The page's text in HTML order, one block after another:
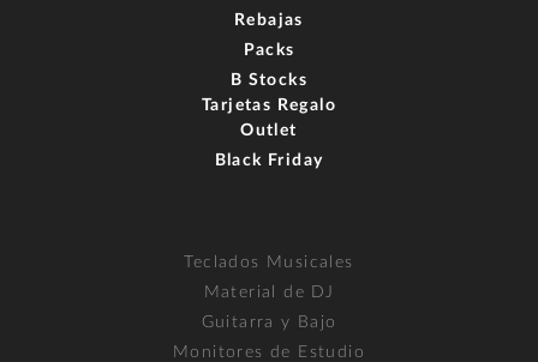
Rebajas
Packs
B Stocks
Tarjetas Regalo
Outlet
Black Friday
Teclados Musicales
Material de DJ
Guitarra y Bajo
Monitores de Estudio